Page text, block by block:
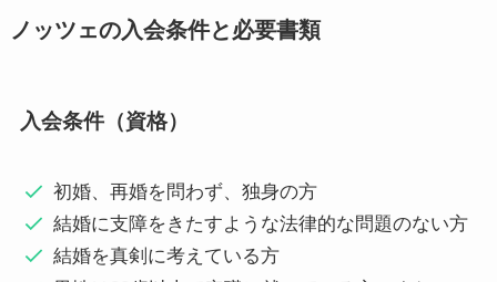
ノッツェの入会条件と必要書類
入会条件（資格）
初婚、再婚を問わず、独身の方
結婚に支障をきたすような法律的な問題のない方
結婚を真剣に考えている方